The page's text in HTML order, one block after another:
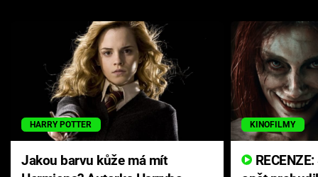
HARRY POTTER
Jakou barvu kůže má mít
KINOFILMY